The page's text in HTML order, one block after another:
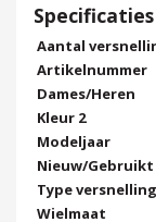
Specificaties
Aantal
Artikelnummer
Dames/Heren
Kleur 2
Modeljaar
Nieuw/Gebruikt
Type versnelling
Wielmaat